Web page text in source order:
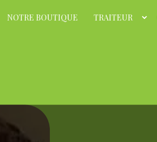
NOTRE BOUTIQUE TRAITEUR